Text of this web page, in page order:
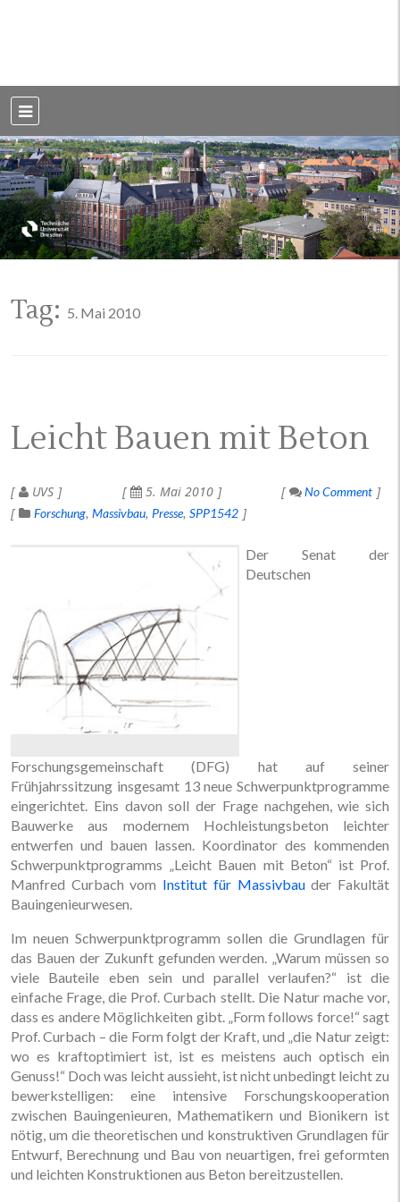
Dresden
Tag: 5. Mai 2010
Leicht Bauen mit Beton
UVS 5. Mai 2010
No Comment
Forschung Massivbau Presse SPP1542
Der Senat der
Deutschen
Forschungsgemeinschaft (DFG) hat auf seiner
Frühjahrssitzung insgesamt 13 neue Schwerpunktprogramme
eingerichtet. Eins davon soll der Frage nachgehen, wie sich
Bauwerke aus modernem Hochleistungsbeton leichter
entwerfen und bauen lassen. Koordinator des kommenden
Schwerpunktprogramms „Leicht Bauen mit Beton“ ist Prof.
Manfred Curbach vom Institut für Massivbauder Fakultät
Bauingenieurwesen.
Im neuen Schwerpunktprogramm sollen die Grundlagen für
das Bauen der Zukunft gefunden werden. „Warum müssen so
viele Bauteile eben sein und parallel verlaufen?“ ist die
einfache Frage, die Prof. Curbach stellt. Die Natur mache vor,
dass es andere Möglichkeiten gibt. „Form follows force!“ sagt
Prof. Curbach – die Form folgt der Kraft, und „die Natur zeigt:
wo es kraftoptimiert ist, ist es meistens auch optisch ein
Genuss!“ Doch was leicht aussieht, ist nicht unbedingt leicht zu
bewerkstelligen: eine intensive Forschungskooperation
zwischen Bauingenieuren, Mathematikern und Bionikern ist
nötig, um die theoretischen und konstruktiven Grundlagen für
Entwurf, Berechnung und Bau von neuartigen, frei geformten
und leichten Konstruktionen aus Beton bereitzustellen.